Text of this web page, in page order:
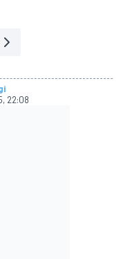
22:08